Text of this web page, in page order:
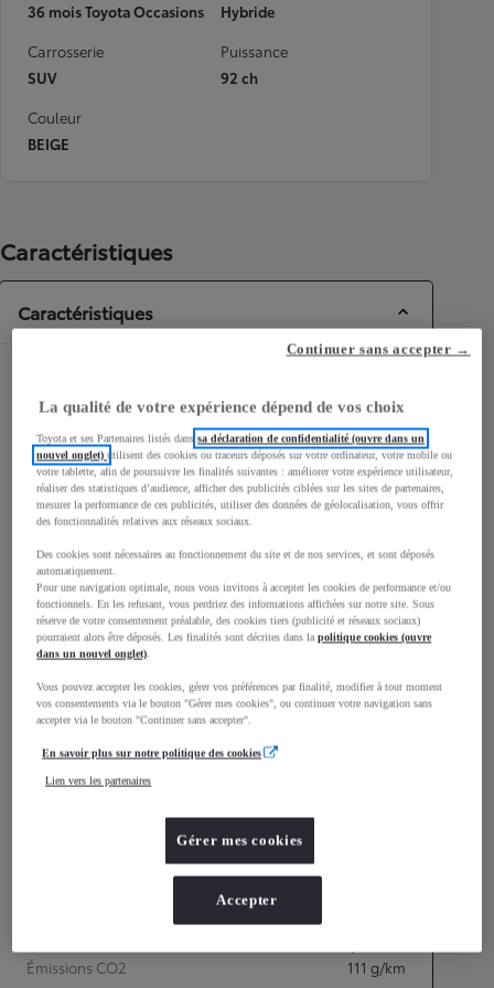
36 mois Toyota Occasions
Hybride
Carrosserie
SUV
Puissance
92 ch
Couleur
BEIGE
Caractéristiques
Caractéristiques
Portes
Places
5
Hauteur
1 595
mm
Émissions CO2
111 g/km
La qualité de votre expérience dépend de vos choix
Toyota et ses Partenaires listés danssa déclaration de confidentialité (ouvre dans un
nouvel onglet)utilisent des cookies ou traceurs déposés sur votre ordinateur, votre mobile ou
votre tablette, afin de poursuivre les finalités suivantes : améliorer votre expérience utilisateur,
réaliser des statistiques d’audience, afficher des publicités ciblées sur les sites de partenaires,
mesurer la performance de ces publicités, utiliser des données de géolocalisation, vous offrir
des fonctionnalités relatives aux réseaux sociaux.
Des cookies sont nécessaires au fonctionnement du site et de nos services, et sont déposés
automatiquement.
Pour une navigation optimale, nous vous invitons à accepter les cookies de performance et/ou
fonctionnels. En les refusant, vous perdriez des informations affichées sur notre site. Sous
réserve de votre consentement préalable, des cookies tiers (publicité et réseaux sociaux)
pourraient alors être déposés. Les finalités sont décrites dans lapolitique cookies (ouvre
dans un nouvel onglet).
Vous pouvez accepter les cookies, gérer vos préférences par finalité, modifier à tout moment
vos consentements via le bouton "Gérer mes cookies", ou continuer votre navigation sans
accepter via le bouton "Continuer sans accepter".
En savoir plus sur notre politique des cookies
Lien vers les partenaires
Gérer mes cookies
Continuer sans accepter →
Accepter